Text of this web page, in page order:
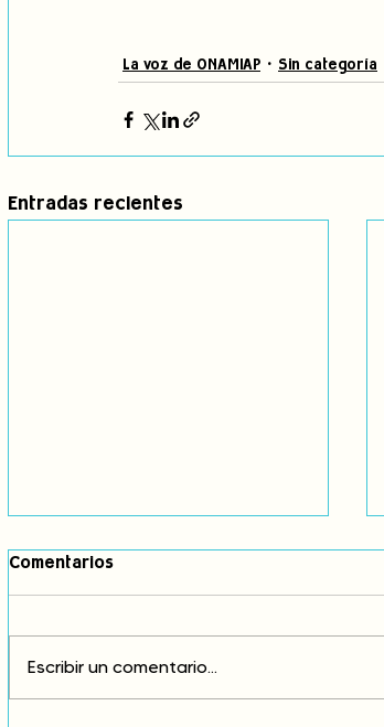
La voz de ONAMIAP Sin categoría
Entradas recientes
Comentarios
Escribir un comentario...